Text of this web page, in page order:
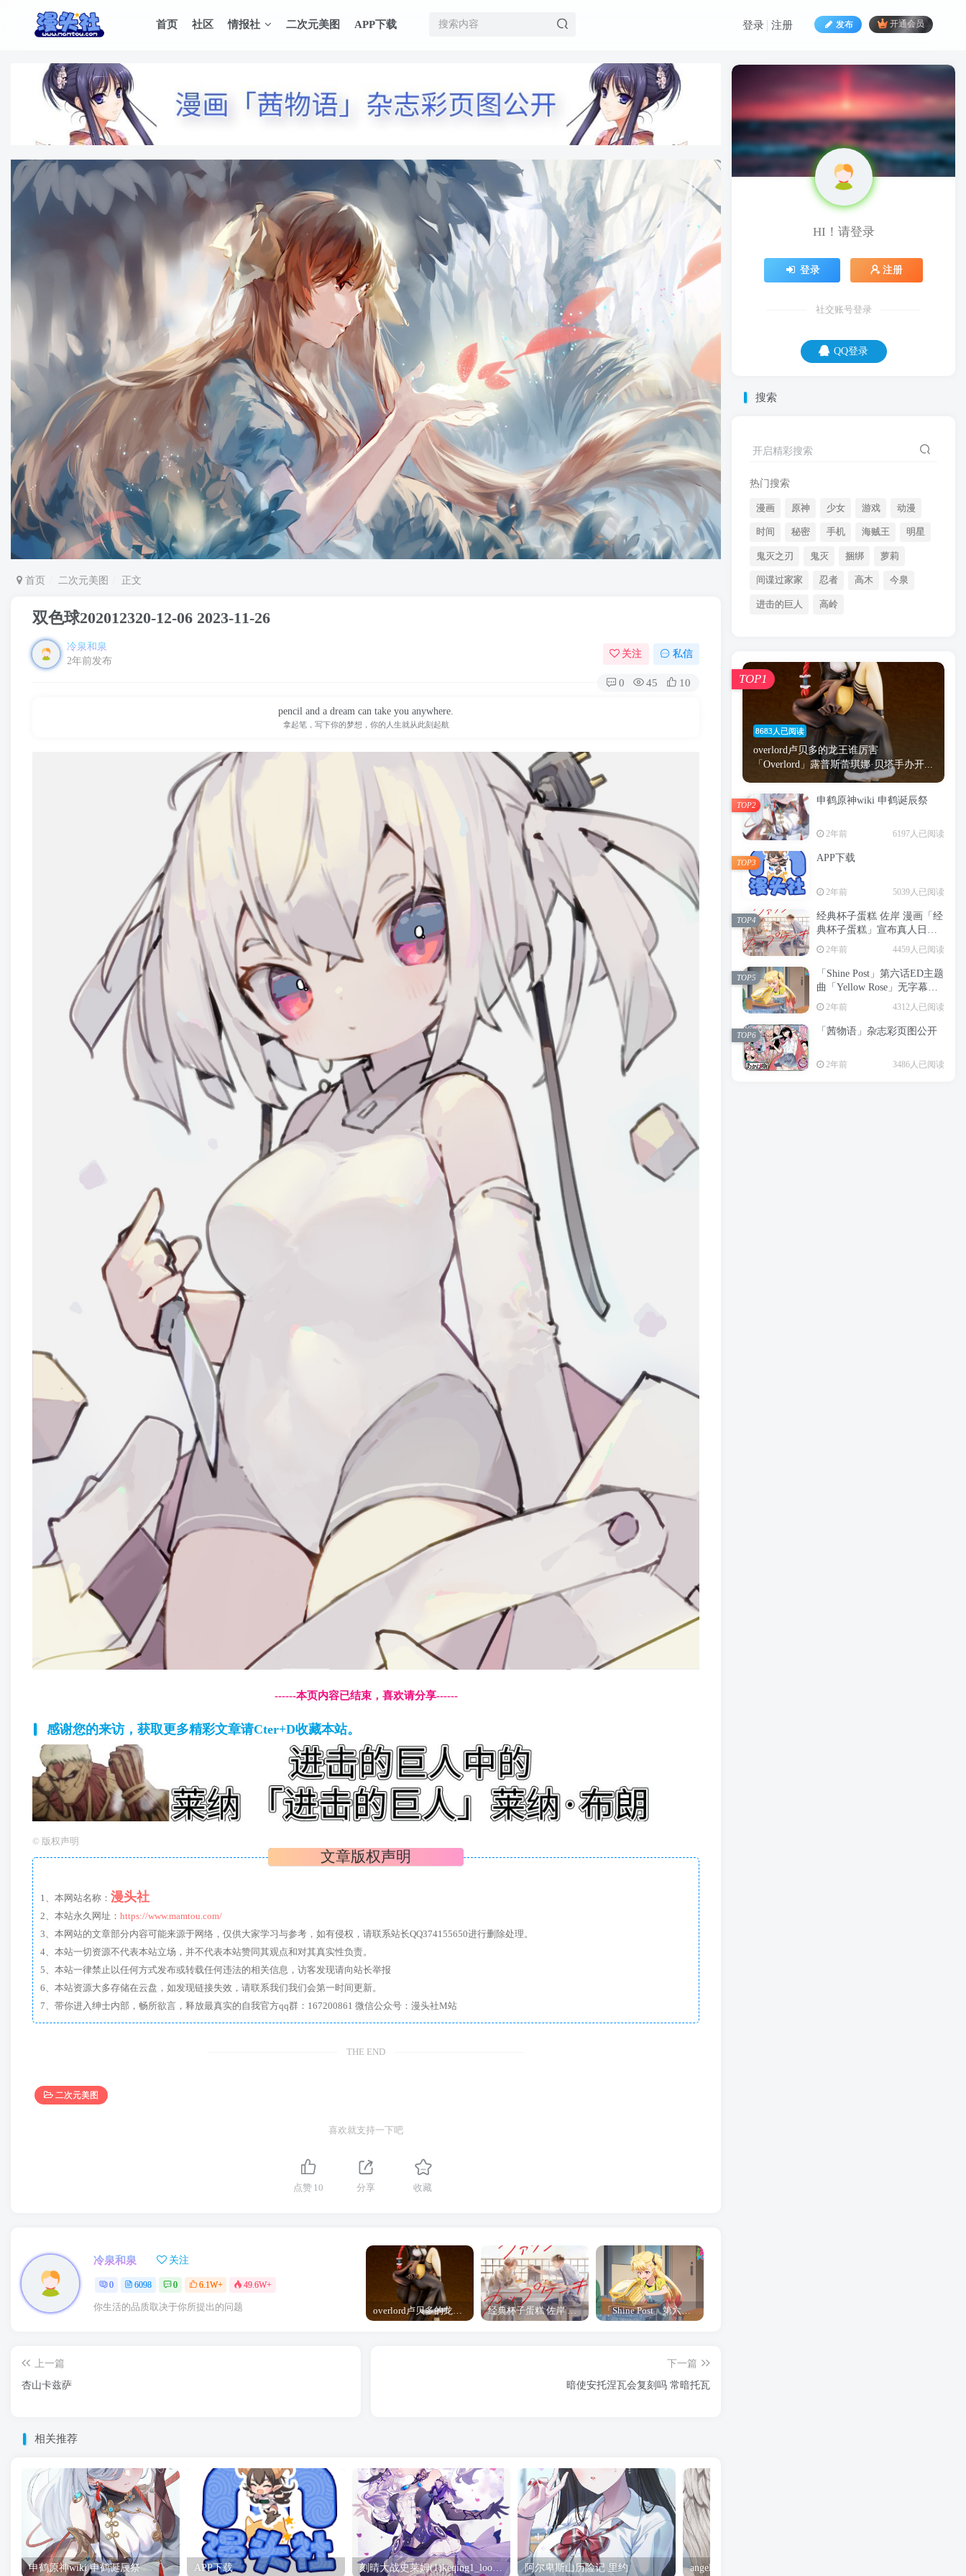
首页 社区 情报社 二次元美图 APP下载 发布 开通会员
登录 注册
首页 二次元美图 正文
双色球202012320-12-06 2023-11-26
冷泉和泉
2年前发布
关注 私信
0 45 10
pencil and a dream can take you anywhere.
拿起笔，写下你的梦想，你的人生就从此刻起航
------本页内容已结束，喜欢请分享------
感谢您的来访，获取更多精彩文章请Cter+D收藏本站。
© 版权声明
文章版权声明
1、本网站名称： 漫头社
2、本站永久网址： https://www.mamtou.com/
3、本网站的文章部分内容可能来源于网络，仅供大家学习与参考，如有侵权，请联系站长QQ374155650进行删除处理。
4、本站一切资源不代表本站立场，并不代表本站赞同其观点和对其真实性负责。
5、本站一律禁止以任何方式发布或转载任何违法的相关信息，访客发现请向站长举报
6、本站资源大多存储在云盘，如发现链接失效，请联系我们我们会第一时间更新。
7、带你进入绅士内部，畅所欲言，释放最真实的自我官方qq群：167200861 微信公众号：漫头社M站
THE END
二次元美图
喜欢就支持一下吧
点赞 10 分享 收藏
冷泉和泉 关注
0 6098 0 6.1W+ 49.6W+
你生活的品质取决于你所提出的问题 overlord卢贝多的龙王谁厉害 「Overlord」露普斯蕾琪娜·贝塔手办开订 经典杯子蛋糕 佐岸 漫画「经典杯子蛋糕」宣布真人日剧化 「Shine Post」第六话ED主题曲「Yellow Rose」无字幕MV公开
上一篇
杏山卡兹萨
下一篇
暗使安托涅瓦会复刻吗 常暗托瓦
相关推荐
申鹤原神wiki 申鹤诞辰祭 APP下载 刻晴大战史莱姆(1)keqing1_loop_s_1080(2) 刻晴 阿尔卑斯山历险记 里约 angel yeah火影忍者 Angel
HI！请登录
登录 注册
社交账号登录
QQ登录
搜索
开启精彩搜索
热门搜索
漫画 原神 少女 游戏 动漫
时间 秘密 手机 海贼王 明星
鬼灭之刃 鬼灭 捆绑 萝莉
间谍过家家 忍者 高木 今泉
进击的巨人 高岭
8683人已阅读
overlord卢贝多的龙王谁厉害
「Overlord」露普斯蕾琪娜·贝塔手办开...
TOP1
申鹤原神wiki 申鹤诞辰祭
2年前 6197人已阅读
TOP2
APP下载
2年前 5039人已阅读
TOP3
经典杯子蛋糕 佐岸 漫画「经
典杯子蛋糕」宣布真人日剧
化
2年前 4459人已阅读
TOP4
「Shine Post」第六话ED主题
曲「Yellow Rose」无字幕MV
公开
2年前 4312人已阅读
TOP5
「茜物语」杂志彩页图公开
2年前 3486人已阅读
TOP6
HI！请登录
登录 注册
社交账号登录
QQ登录
创业只要你坚持，总有一天，会亏完的。
时间 秘密 手机 海贼王
鬼灭 捆绑 萝莉
间谍过家家 忍者 高木
进击的巨人 高岭
8683人已阅读
overlord卢贝多的龙王谁厉害
「Overlord」露普斯蕾琪娜·贝塔手办开...
TOP1
申鹤原神wiki 申鹤诞辰祭
2年前 6197人已阅读
TOP2
APP下载
2年前 5039人已阅读
TOP3
经典杯子蛋糕 佐岸 漫画「经
典杯子蛋糕」宣布真人日剧
TOP4